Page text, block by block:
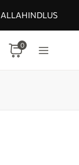
0